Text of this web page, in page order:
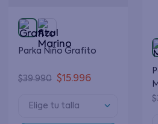
Parka Niño Grafito
$39.990 $15.996
Elige tu talla
$